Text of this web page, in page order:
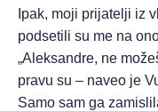
Ipak, moji prijatelji iz
podsetili su me na
„Aleksandre, ne
pravu su – naveo je
Samo sam ga